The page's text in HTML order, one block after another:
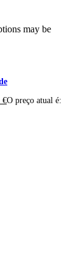
may be
€O preço atual é: